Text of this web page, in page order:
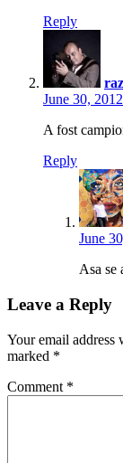
Reply
June 30,
A fost
Reply
June
Asa se
Leave a Reply
Your email address
marked *
Comment *